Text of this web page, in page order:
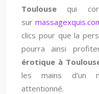
Toulouse qui
sur
clics pour que la
pourra ainsi
érotique à
les mains d’un
attentionné.